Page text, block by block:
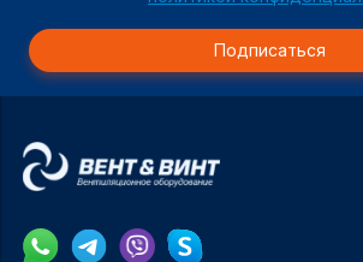
Подписаться